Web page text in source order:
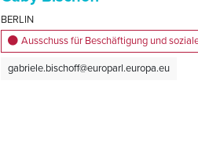
BERLIN
Ausschuss für Beschäftigung und
gabriele.bischoff@europarl.europa.eu